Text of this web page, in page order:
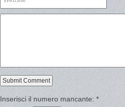
Inserisci il numero mancante: *